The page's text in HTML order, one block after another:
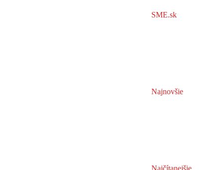
SME.sk
Najnovšie